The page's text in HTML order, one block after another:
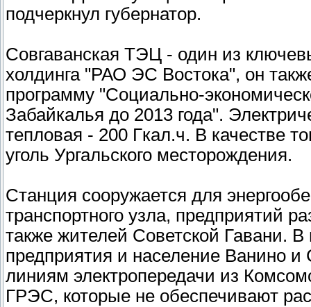
подчеркнул губернатор.
Совгаванская ТЭЦ - один из
холдинга "РАО ЭС Востока", он
программу "Социально-
Забайкалья до 2013 года".
тепловая - 200 Гкал.ч. В качестве
уголь Ургальского месторождения.
Станция сооружается для
транспортного узла, предприятий
также жителей Советской Гавани.
предприятия и население Ванино и
линиям электропередачи из
ГРЭС, которые не обеспечивают